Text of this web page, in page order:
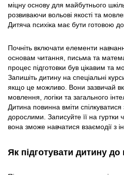
міцну основу для майбутнього
розвиваючи вольові якості та
Дитяча психіка має бути готовою
Почніть включати елементи
основам читання, письма та
процес підготовки був цікавим та
Запишіть дитину на спеціальні
якщо це можливо. Вони зазвичай
мовлення, логіки та загального
Дитина повинна вміти спілкуватися
дорослими. Записуйте її на гуртки
вона зможе навчатися взаємодії з
Як підготувати дитину